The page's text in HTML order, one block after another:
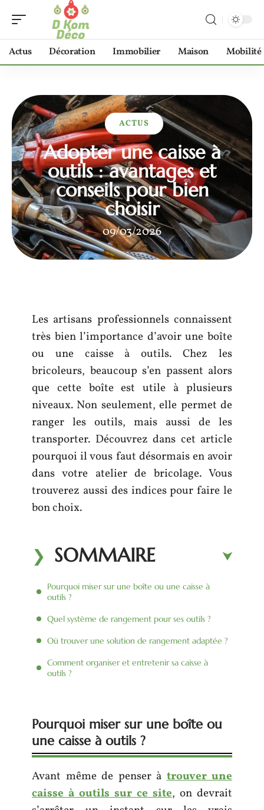
Actus Décoration Immobilier Maison Mobilité
ACTUS
Adopter une caisse à
outils : avantages et
conseils pour bien
choisir
09/03/2026
Les artisans professionnels connaissent
très bien l’importance d’avoir une boîte
ou une caisse à outils. Chez les
bricoleurs, beaucoup s’en passent alors
que cette boîte est utile à plusieurs
niveaux. Non seulement, elle permet de
ranger les outils, mais aussi de les
transporter. Découvrez dans cet article
pourquoi il vous faut désormais en avoir
dans votre atelier de bricolage. Vous
trouverez aussi des indices pour faire le
bon choix.
SOMMAIRE
Pourquoi miser sur une boîte ou une caisse à
outils ?
Quel système de rangement pour ses outils ?
Où trouver une solution de rangement adaptée ?
Comment organiser et entretenir sa caisse à
outils ?
Pourquoi miser sur une boîte ou
une caisse à outils ?
Avant même de penser àtrouver une
caisse à outils sur ce site, on devrait